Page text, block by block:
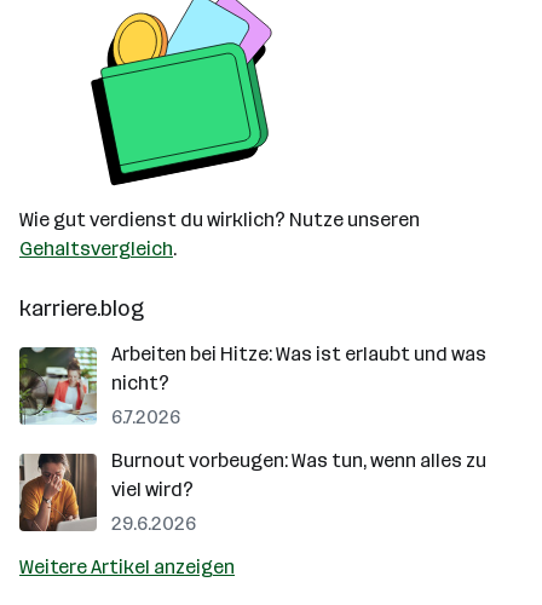
Wie gut verdienst du wirklich? Nutze unseren
Gehaltsvergleich.
karriere.blog
Arbeiten bei Hitze: Was ist erlaubt und was
nicht?
6.7.2026
Burnout vorbeugen: Was tun, wenn alles zu
viel wird?
29.6.2026
Weitere Artikel anzeigen